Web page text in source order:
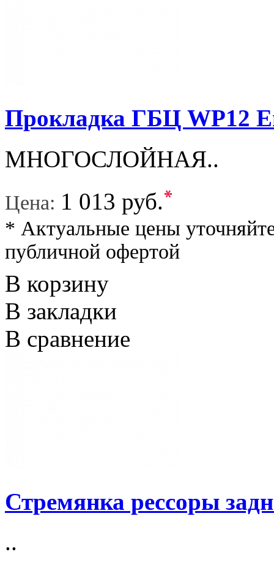
Прокладка ГБЦ WP12
МНОГОСЛОЙНАЯ..
Цена: 1 013 руб.*
* Актуальные цены
публичной офертой
В корзину
В закладки
В сравнение
Стремянка рессоры
..